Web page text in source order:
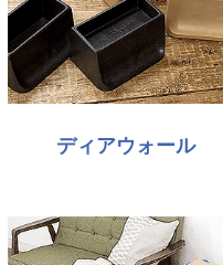
ディアウォール